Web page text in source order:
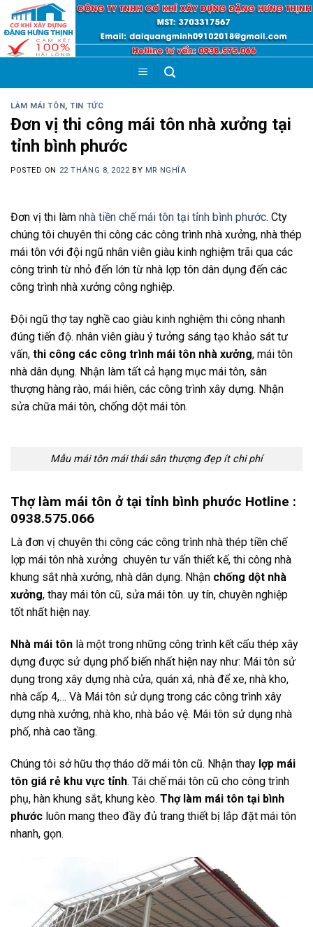
Skip
content
LÀM MÁI TÔN ,TIN TỨC
Đơn vị thi công mái tôn nhà xưởng tại
tỉnh bình phước
POSTED ON 22 THÁNG 8, 2022BY MR NGHĨA
Đơn vị thi làm nhà tiền chế mái tôn tại tỉnh bình phước. Cty
chúng tôi chuyên thi công các công trình nhà xưởng, nhà thép
mái tôn với đội ngũ nhân viên giàu kinh nghiệm trãi qua các
công trình từ nhỏ đến lớn từ nhà lợp tôn dân dụng đến các
công trình nhà xưởng công nghiệp.
Đội ngũ thợ tay nghề cao giàu kinh nghiệm thi công nhanh
đúng tiến độ. nhân viên giàu ý tưởng sáng tạo khảo sát tư
vấn, thi công các công trình mái tôn nhà xưởng, mái tôn
nhà dân dụng. Nhận làm tất cả hạng mục mái tôn, sân
thượng hàng rào, mái hiên, các công trình xây dựng. Nhận
sửa chữa mái tôn, chống dột mái tôn.
Mẫu mái tôn mái thái sân thượng đẹp ít chi phí
Thợ làm mái tôn ở tại tỉnh bình phước Hotline :
0938.575.066
Là đơn vị chuyên thi công các công trình nhà thép tiền chế
lợp mái tôn nhà xưởng chuyên tư vấn thiết kế, thi công nhà
khung sắt nhà xưởng, nhà dân dụng. Nhận chống dột nhà
xưởng, thay mái tôn cũ, sửa mái tôn. uy tín, chuyên nghiệp
tốt nhất hiện nay.
Nhà mái tôn là một trong những công trình kết cấu thép xây
dựng được sử dụng phổ biến nhất hiện nay như: Mái tôn sử
dụng trong xây dựng nhà cửa, quán xá, nhà để xe, nhà kho,
nhà cấp 4,… Và Mái tôn sử dụng trong các công trình xây
dựng nhà xưởng, nhà kho, nhà bảo vệ. Mái tôn sử dụng nhà
phố, nhà cao tầng.
Chúng tôi sở hữu thợ tháo dỡ mái tôn cũ. Nhận thay lợp mái
tôn giá rẻ khu vực tỉnh. Tái chế mái tôn cũ cho công trình
phụ, hàn khung sắt, khung kèo. Thợ làm mái tôn tại bình
phước luôn mang theo đầy đủ trang thiết bị lắp đặt mái tôn
nhanh, gọn.